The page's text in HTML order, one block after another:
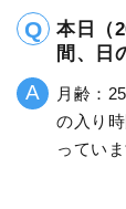
本日（
間、日
月齢：
の入り
っていま